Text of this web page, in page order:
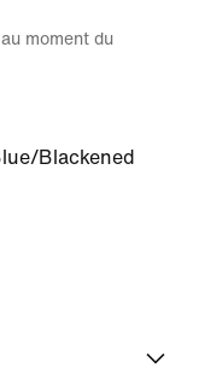
moment du
Blackened